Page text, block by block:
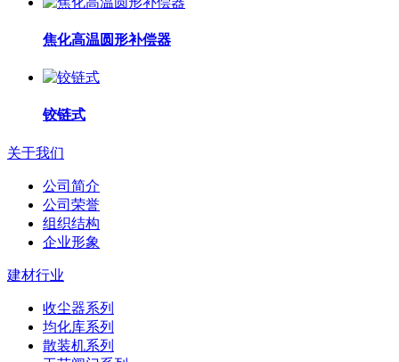
焦化高温圆形补偿器
铰链式
关于我们
公司简介
公司荣誉
组织结构
企业形象
建材行业
收尘器系列
均化库系列
散装机系列